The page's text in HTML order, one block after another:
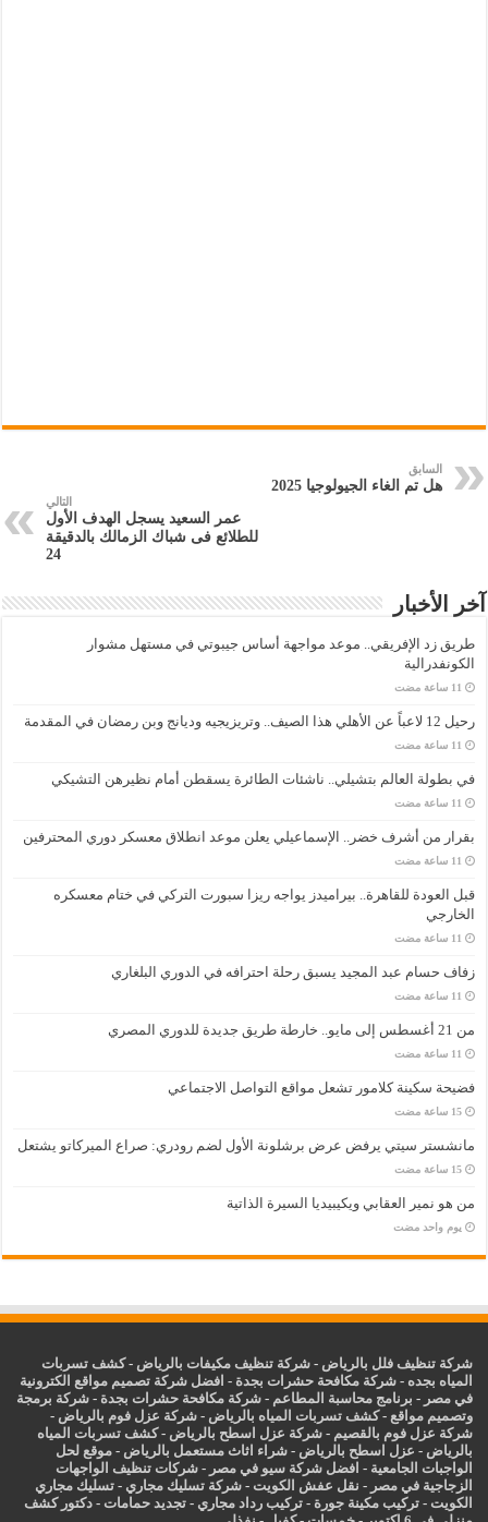
السابق
هل تم الغاء الجيولوجيا 2025
التالي
عمر السعيد يسجل الهدف الأول
للطلائع فى شباك الزمالك بالدقيقة
24
آخر الأخبار
طريق زد الإفريقي.. موعد مواجهة أساس جيبوتي في مستهل مشوار
الكونفدرالية
رحيل 12 لاعباً عن الأهلي هذا الصيف.. وتريزيجيه وديانج وبن رمضان في المقدمة
في بطولة العالم بتشيلي.. ناشئات الطائرة يسقطن أمام نظيرهن التشيكي
بقرار من أشرف خضر.. الإسماعيلي يعلن موعد انطلاق معسكر دوري المحترفين
قبل العودة للقاهرة.. بيراميدز يواجه ريزا سبورت التركي في ختام معسكره
الخارجي
زفاف حسام عبد المجيد يسبق رحلة احترافه في الدوري البلغاري
من 21 أغسطس إلى مايو.. خارطة طريق جديدة للدوري المصري
فضيحة سكينة كلامور تشعل مواقع التواصل الاجتماعي
‏15 ساعة مضت
مانشستر سيتي يرفض عرض برشلونة الأول لضم رودري: صراع الميركاتو يشتعل
‏15 ساعة مضت
من هو نمير العقابي ويكيبيديا السيرة الذاتية
‏يوم واحد مضت
شركة تنظيف فلل بالرياض -شركة تنظيف مكيفات بالرياض -كشف تسربات
المياه بجده -شركة مكافحة حشرات بجدة - افضل شركة تصميم مواقع الكترونية
في مصر - برنامج محاسبة المطاعم -شركة مكافحة حشرات بجدة -شركة برمجة
وتصميم مواقع -كشف تسربات المياه بالرياض -شركة عزل فوم بالرياض -
شركة عزل فوم بالقصيم -شركة عزل اسطح بالرياض -كشف تسربات المياه
بالرياض - عزل اسطح بالرياض -شراء اثاث مستعمل بالرياض - موقع لحل
الواجبات الجامعية - افضل شركة سيو في مصر -شركات تنظيف الواجهات
الزجاجية في مصر - نقل عفش الكويت -شركة تسليك مجاري -تسليك مجاري
الكويت -تركيب مكينة جورة -تركيب رداد مجاري -تجديد حمامات -دكتور كشف